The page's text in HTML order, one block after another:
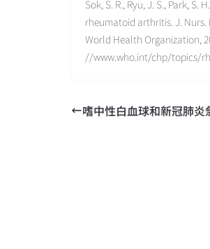
Sok, S. R., Ryu, J. S., Park,
rheumatoid arthritis. J. Nurs.
World Health Organization,
//www.who.int/chp/topics/
嗜中性白血球和新冠肺